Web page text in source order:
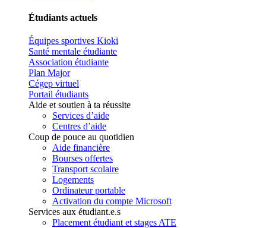
Étudiants actuels
Équipes sportives Kioki
Santé mentale étudiante
Association étudiante
Plan Major
Cégep virtuel
Portail étudiants
Aide et soutien à ta réussite
Services d’aide
Centres d’aide
Coup de pouce au quotidien
Aide financière
Bourses offertes
Transport scolaire
Logements
Ordinateur portable
Activation du compte Microsoft
Services aux étudiant.e.s
Placement étudiant et stages ATE